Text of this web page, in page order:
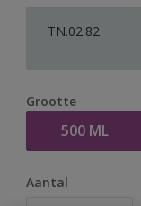
TN.02.82
Grootte
500 ML
Aantal